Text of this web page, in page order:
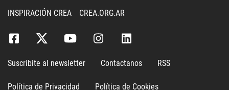
INSPIRACIÓN CREA
CREA.ORG.AR
Suscribite al newsletter Contactanos RSS
Política de Privacidad Política de Cookies